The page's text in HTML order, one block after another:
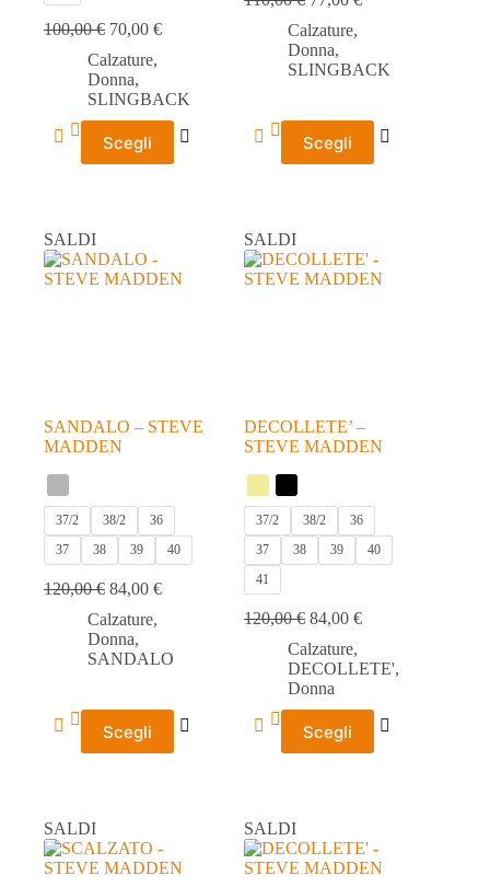
100,00€ 70,00 €
Calzature,
Donna,
SLINGBACK
Scegli
Questo
prodotto
opzioni
possono
essere
Calzature,
Donna,
SLINGBACK
Scegli
Questo
prodotto
opzioni
possono
essere
SALDI
SANDALO – STEVE
MADDEN
37/2 38/2
36
37
38 39 40
120,00€ 84,00 €
Calzature,
Donna,
SANDALO
Scegli
Questo
prodotto
opzioni
possono
essere
SALDI
DECOLLETE’ –
STEVE MADDEN
37/2 38/2
36
37
38 39
40
41
120,00€ 84,00€
Calzature,
DECOLLETE',
Donna
Scegli
Questo
prodotto
opzioni
possono
essere
SALDI SALDI